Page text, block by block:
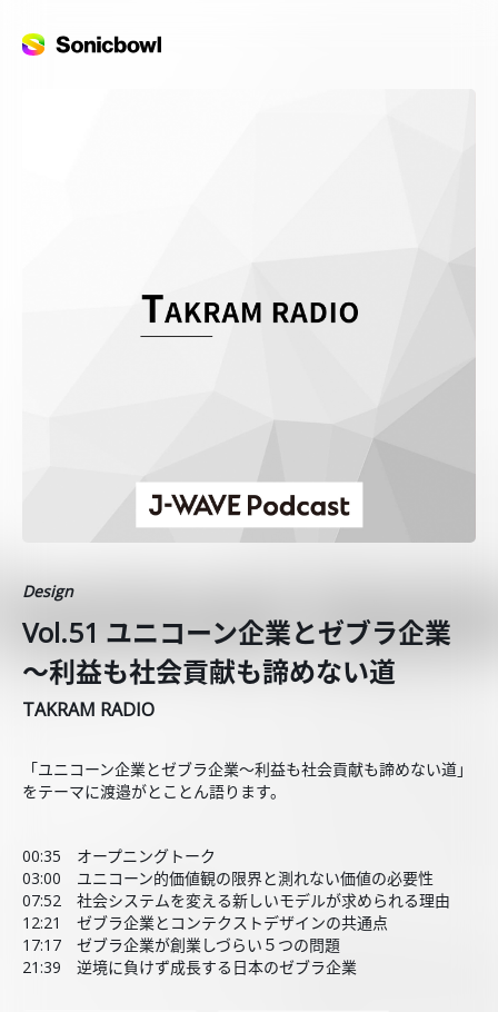
Design
Vol.51 ユニコーン企業とゼブラ企業
～利益も社会貢献も諦めない道
TAKRAM RADIO
「ユニコーン企業とゼブラ企業～利益も社会貢献も諦めない道」
をテーマに渡邉がとことん語ります。
00:35 オープニングトーク
03:00 ユニコーン的価値観の限界と測れない価値の必要性
07:52 社会システムを変える新しいモデルが求められる理由
12:21 ゼブラ企業とコンテクストデザインの共通点
17:17 ゼブラ企業が創業しづらい５つの問題
21:39 逆境に負けず成長する日本のゼブラ企業